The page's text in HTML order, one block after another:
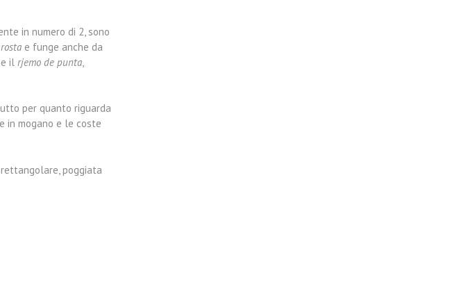
in numero di 2, sono
rosta e funge anche da
e il rjemo de punta
per quanto riguarda
in mogano e le coste
poggiata